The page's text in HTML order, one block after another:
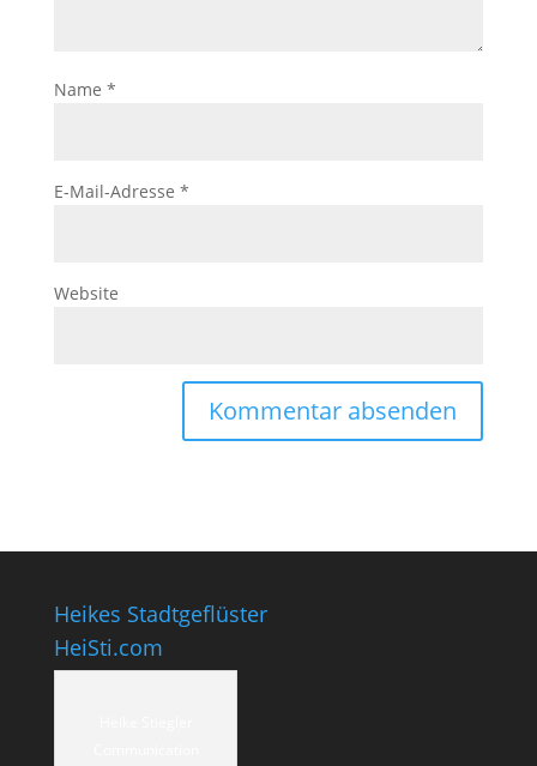
Name *
E-Mail-Adresse *
Website
Heikes Stadtgeflüster
HeiSti.com